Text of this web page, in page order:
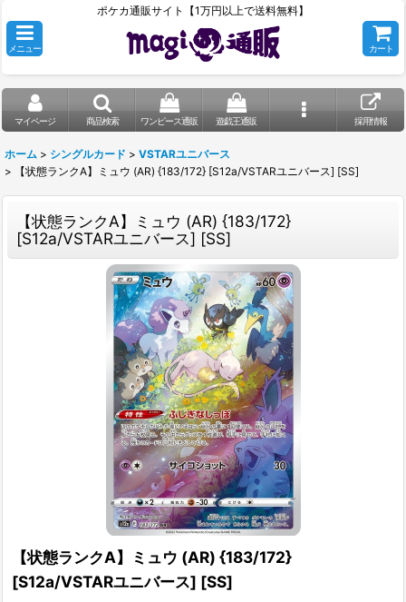
ポケカ通販サイト【1万円以上で送料無料】
メニュー カート
マイページ 商品検索 ワンピース通販 遊戯王通販 採用情報
ホーム > シングルカード > VSTARユニバース
>
【状態ランクA】ミュウ (AR) {183/172} [S12a/VSTARユニバース] [SS]
【状態ランクA】ミュウ (AR) {183/172}
[S12a/VSTARユニバース] [SS]
【状態ランクA】ミュウ (AR) {183/172}
[S12a/VSTARユニバース] [SS]